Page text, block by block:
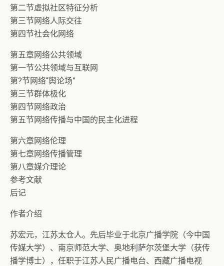
第二节虚拟社区特征分析
第三节网络人际交往
第四节社会化网络
第五章网络公共领域
第一节公共领域与互联网
第?节网络“舆论场”
第三节群体极化
第四节网络政治
第五节网络传播与中国的民主化进程
第六章网络伦理
第七章网络传播管理
第八章媒介理论
参考文献
后记
作者介绍
苏宏元，江苏太仓人。先后毕业于北京广播学院（今中国
传媒大学）、南京师范大学、奥地利萨尔茨堡大学（获传
播学博士），任职于江苏人民广播电台、西藏广播电视